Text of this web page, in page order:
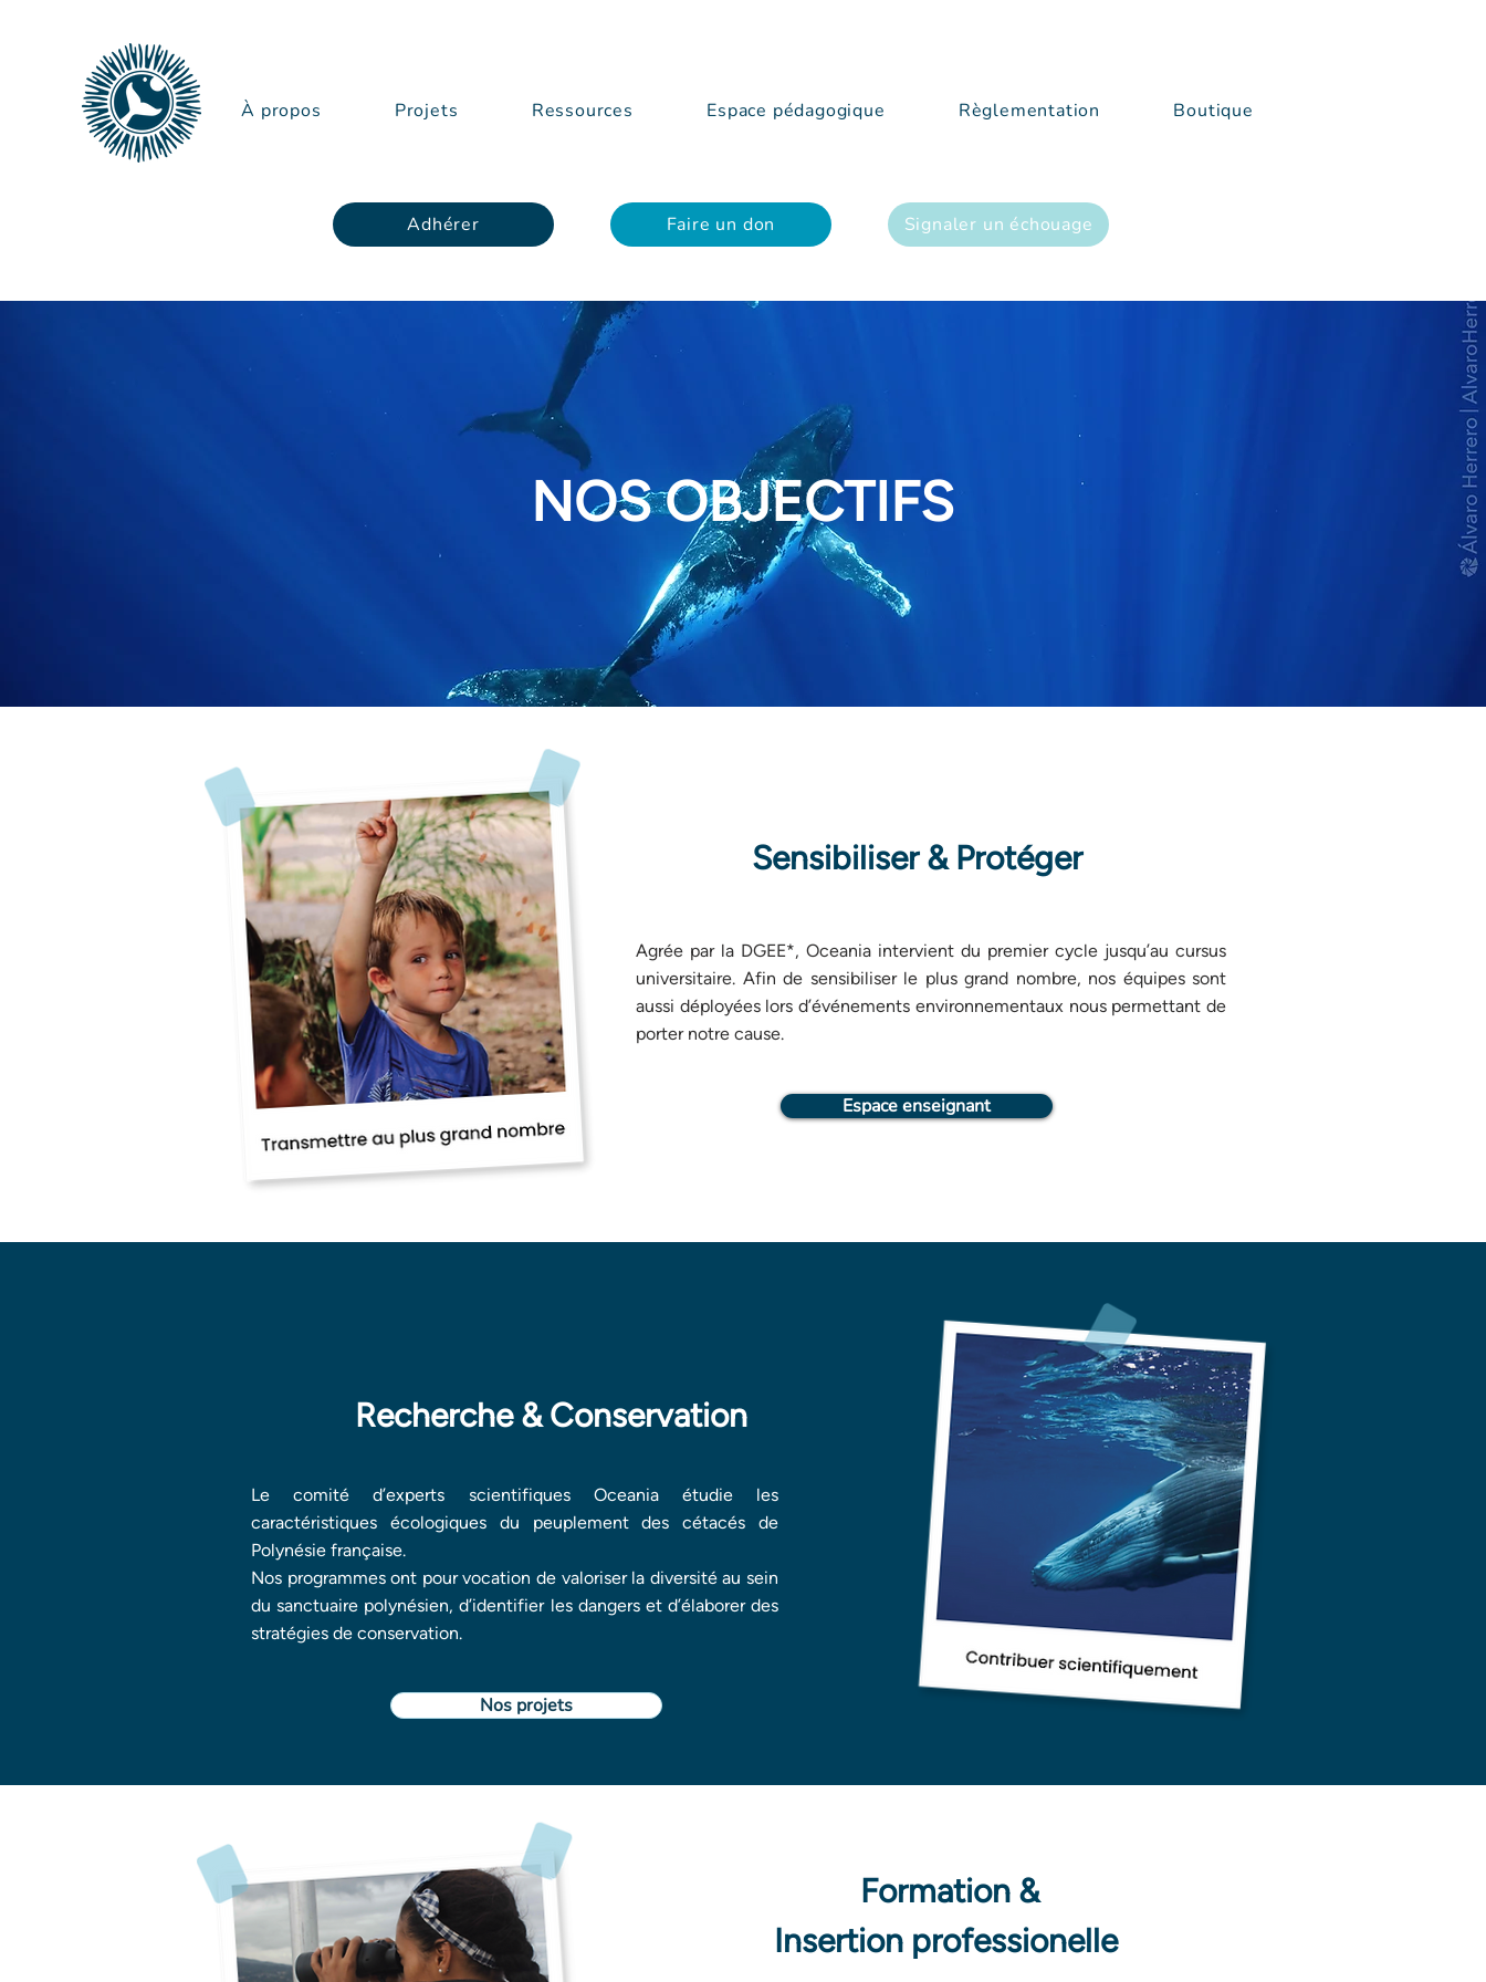
À propos Projets Ressources Espace pédagogique Règlementation Boutique
Adhérer Faire un don Signaler un échouage
NOS OBJECTIFS
Sensibiliser & Protéger
Agrée par la DGEE*, Oceania intervient du premier cycle jusqu’au cursus
universitaire. Afin de sensibiliser le plus grand nombre, nos équipes sont
aussi déployées lors d’événements environnementaux nous permettant de
porter notre cause.
Espace enseignant
Recherche & Conservation
Le comité d’experts scientifiques Oceania étudie les
caractéristiques écologiques du peuplement des cétacés de
Polynésie française.
Nos programmes ont pour vocation de valoriser la diversité au sein
du sanctuaire polynésien, d’identifier les dangers et d’élaborer des
stratégies de conservation.
Nos projets
Formation &
Insertion professionelle